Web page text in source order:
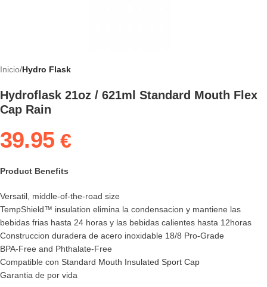
Inicio Hydro Flask
Hydroflask 21oz / 621ml Standard Mouth Flex
Cap Rain
39.95€
Product Benefits
Versatil, middle-of-the-road size
TempShield™ insulation elimina la condensacion y mantiene las
bebidas frias hasta 24 horas y las bebidas calientes hasta 12horas
Construccion duradera de acero inoxidable 18/8 Pro-Grade
BPA-Free and Phthalate-Free
Compatible con Standard Mouth Insulated Sport Cap
Garantia de por vida